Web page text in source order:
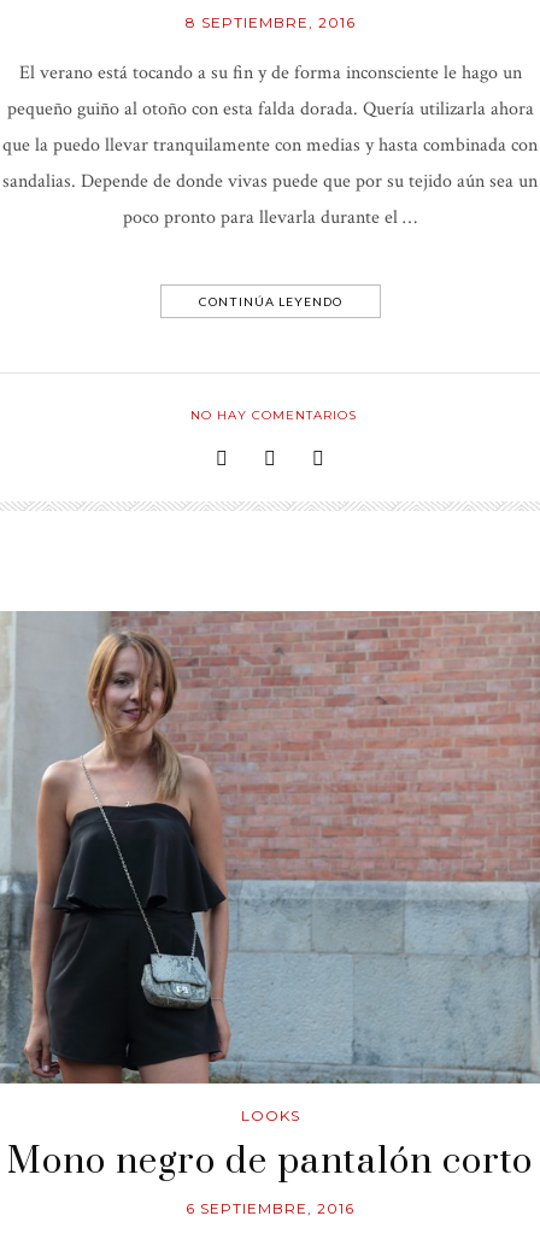
8 SEPTIEMBRE, 2016
El verano está tocando a su fin y de forma inconsciente le hago un
pequeño guiño al otoño con esta falda dorada. Quería utilizarla ahora
que la puedo llevar tranquilamente con medias y hasta combinada con
sandalias. Depende de donde vivas puede que por su tejido aún sea un
poco pronto para llevarla durante el …
CONTINÚA LEYENDO
NO HAY COMENTARIOS
LOOKS
Mono negro de pantalón corto
6 SEPTIEMBRE, 2016